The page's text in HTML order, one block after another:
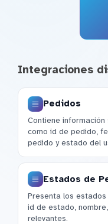
Integraciones
Pedidos
Contiene
como id de pedido,
pedido y estado del
Estados de
Presenta los
id de estado,
relevantes.